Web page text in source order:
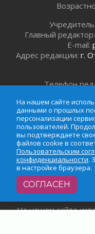
Без риска для
04 августа 2026
Важная
Что делать со
Награды нашли
03 августа 2026
Ленобласть
труда в ЖКХ
03 августа 2026
Поддержка
03 августа 2026
Ладожский мост
часа
03 августа 2026
Музеи
Учредитель:
Главный редактор:
E-mail:
Адрес редакции: г.
Телефон
Телефон
Email:
На нашем сайте
На нашем сайте
данными о прошлых
персонализации
пользователей.
вы подтверждаете
файлов cookie в
Пользовательским
конфиденциальности.
в настройке браузера.
СОГЛАСЕН